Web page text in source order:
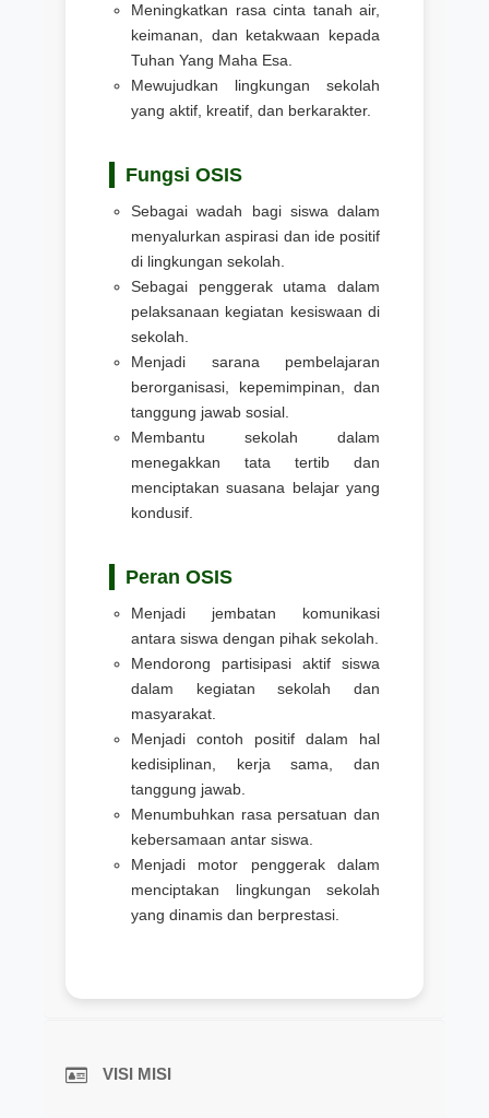
Meningkatkan rasa cinta tanah air,
keimanan, dan ketakwaan kepada
Tuhan Yang Maha Esa.
Mewujudkan lingkungan sekolah
yang aktif, kreatif, dan berkarakter.
Fungsi OSIS
Sebagai wadah bagi siswa dalam
menyalurkan aspirasi dan ide positif
di lingkungan sekolah.
Sebagai penggerak utama dalam
pelaksanaan kegiatan kesiswaan di
sekolah.
Menjadi sarana pembelajaran
berorganisasi, kepemimpinan, dan
tanggung jawab sosial.
Membantu sekolah dalam
menegakkan tata tertib dan
menciptakan suasana belajar yang
kondusif.
Peran OSIS
Menjadi jembatan komunikasi
antara siswa dengan pihak sekolah.
Mendorong partisipasi aktif siswa
dalam kegiatan sekolah dan
masyarakat.
Menjadi contoh positif dalam hal
kedisiplinan, kerja sama, dan
tanggung jawab.
Menumbuhkan rasa persatuan dan
kebersamaan antar siswa.
Menjadi motor penggerak dalam
menciptakan lingkungan sekolah
yang dinamis dan berprestasi.
VISI MISI